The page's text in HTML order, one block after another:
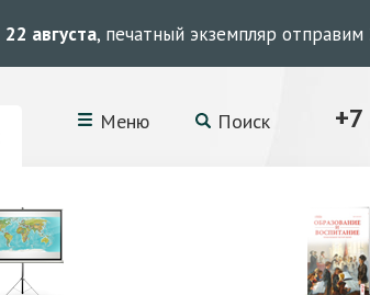
22 августа, печатный экземпляр отправим
Меню Поиск